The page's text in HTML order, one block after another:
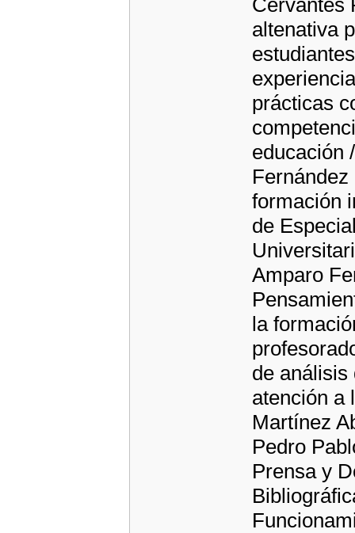
Cervantes
altenativa
prácticas
educación
formación
de
Amparo
la
de análisis
atención a
Martínez
Pedro
Prensa y